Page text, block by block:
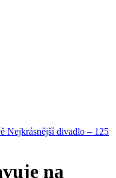
Nejkrásnější divadlo – 125
na